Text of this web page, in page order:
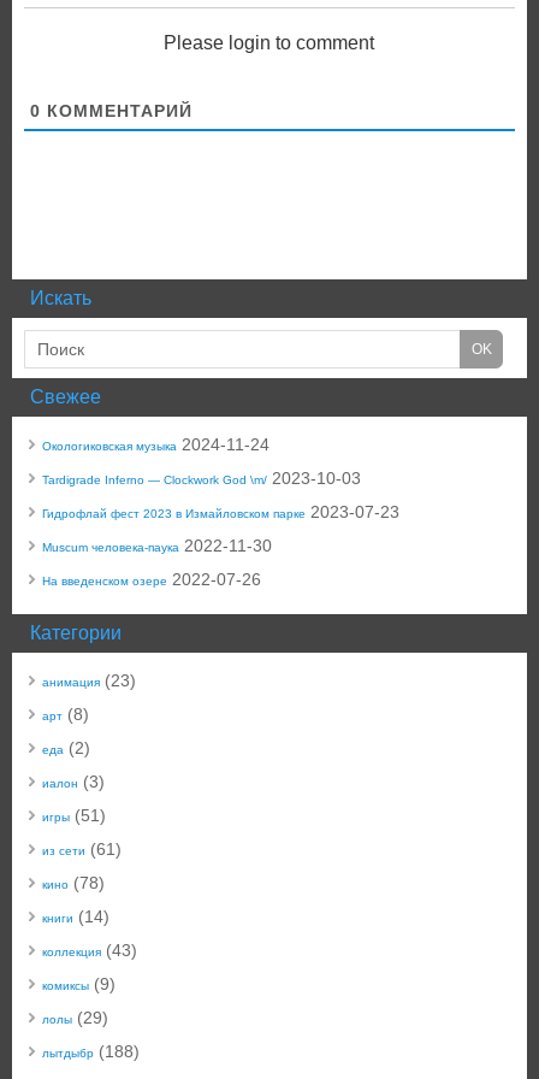
Please login to comment
0 КОММЕНТАРИЙ
Искать
Свежее
Окологиковская музыка 2024-11-24
Tardigrade Inferno — Clockwork God \m/ 2023-10-03
Гидрофлай фест 2023 в Измайловском парке 2023-07-23
Muscum человека-паука 2022-11-30
На введенском озере 2022-07-26
Категории
анимация (23)
арт (8)
еда (2)
иалон (3)
игры (51)
из сети (61)
кино (78)
книги (14)
коллекция (43)
комиксы (9)
лолы (29)
лытдыбр (188)